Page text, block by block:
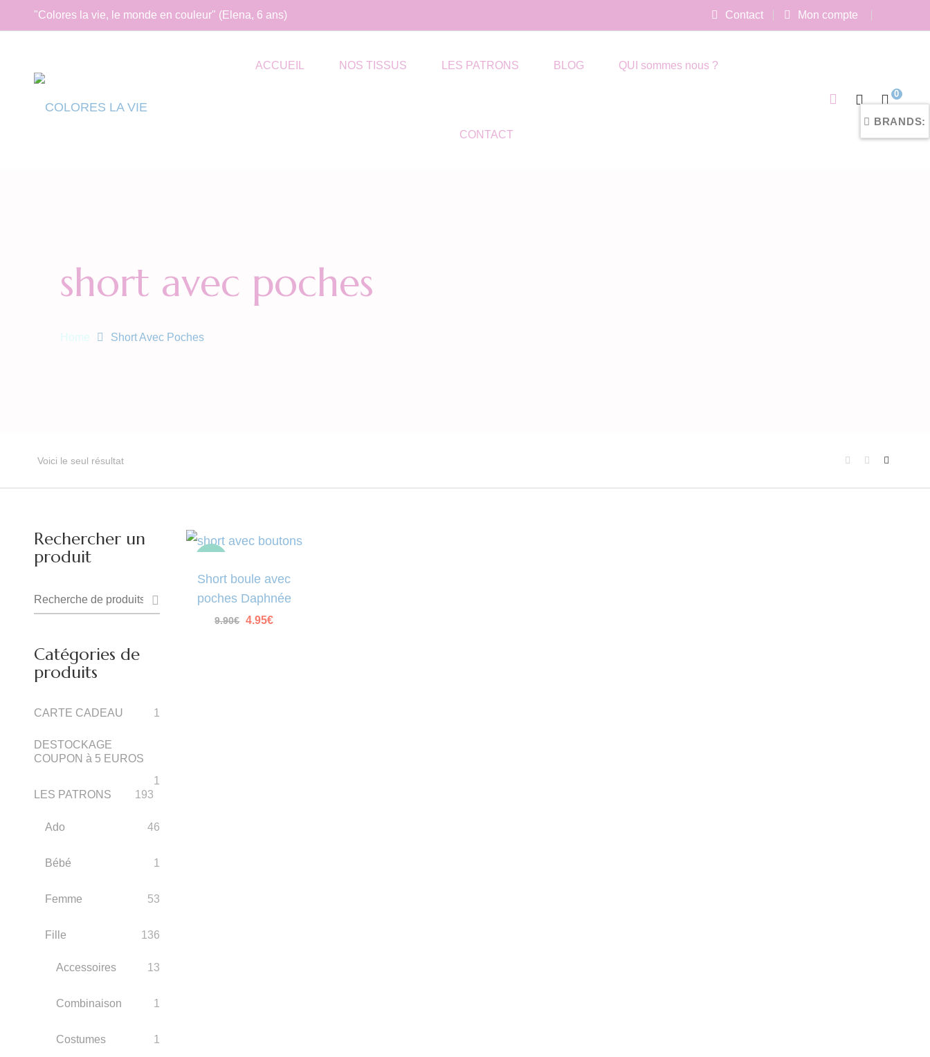
"Colores la vie, le monde en couleur" (Elena, 6 ans) Contact Mon compte
ACCUEIL NOS TISSUS LES PATRONS BLOG QUI sommes nous ?
CONTACT
0
short avec poches
Home Short Avec Poches
Voici le seul résultat
Short boule avec
poches Daphnée
9.90€ Le
4.95€Le
Rechercher un
produit
Recherche
Catégories de
produits
CARTE CADEAU 1
DESTOCKAGE
COUPON à 5 EUROS
1
LES PATRONS
193
Ado 46
Bébé 1
Femme 53
Fille 136
Accessoires 13
Combinaison 1
Costumes 1
BRANDS: